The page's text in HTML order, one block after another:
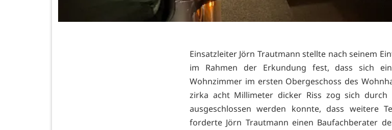
Einsatzleiter Jörn Trautmann stellte nach seinem
im Rahmen der Erkundung fest, dass sich
Wohnzimmer im ersten Obergeschoss des
zirka acht Millimeter dicker Riss zog sich durch
ausgeschlossen werden konnte, dass weitere
forderte Jörn Trautmann einen Baufachberater